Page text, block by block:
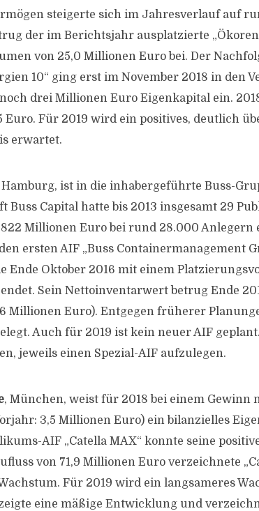
steigerte sich im Jahresverlauf auf
der im Berichtsjahr ausplatzierte
von 25,0 Millionen Euro bei. Der
10“ ging erst im November 2018 in den
drei Millionen Euro Eigenkapital ein.
Euro. Für 2019 wird ein positives, deutlich
erwartet.
Hamburg, ist in die inhabergeführte Buss-
Buss Capital hatte bis 2013 insgesamt 29
Millionen Euro bei rund 28.000 Anlegern
ersten AIF „Buss Containermanagement
Ende Oktober 2016 mit einem
Sein Nettoinventarwert betrug Ende
Millionen Euro). Entgegen früherer
Auch für 2019 ist kein neuer AIF
jeweils einen Spezial-AIF aufzulegen.
, München, weist für 2018 bei einem Gewinn
3,5 Millionen Euro) ein bilanzielles
AIF „Catella MAX“ konnte seine
von 71,9 Millionen Euro verzeichnete
Für 2019 wird ein langsameres
zeigte eine mäßige Entwicklung und